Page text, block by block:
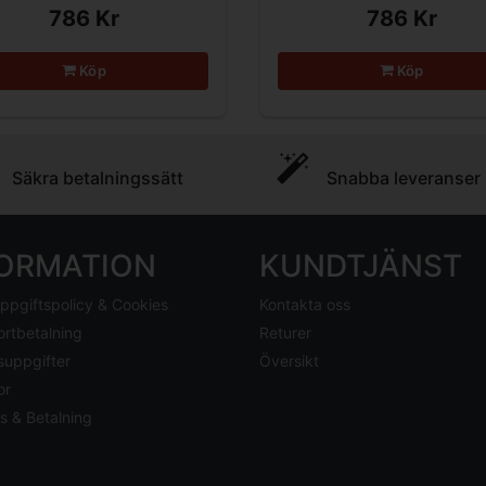
786 Kr
Köp
786 Kr
Köp
Säkra betalningssätt Snabba leveranser
& Cookies
& Betalning
KUNDTJÄNST
Kontakta oss
Returer
Översikt